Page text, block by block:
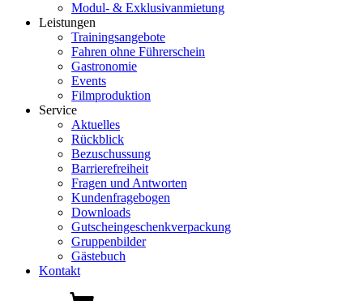
Modul- & Exklusivanmietung
Leistungen
Trainingsangebote
Fahren ohne Führerschein
Gastronomie
Events
Filmproduktion
Service
Aktuelles
Rückblick
Bezuschussung
Barrierefreiheit
Fragen und Antworten
Kundenfragebogen
Downloads
Gutscheingeschenkverpackung
Gruppenbilder
Gästebuch
Kontakt